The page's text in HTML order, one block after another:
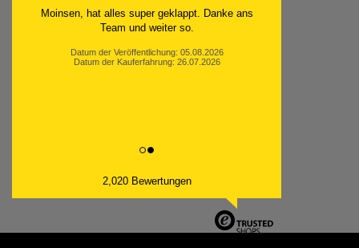
Moinsen, hat alles super geklappt. Danke ans
Team und weiter so.
Datum der Veröffentlichung: 05.08.2026
Datum der Kauferfahrung: 26.07.2026
2,020 Bewertungen